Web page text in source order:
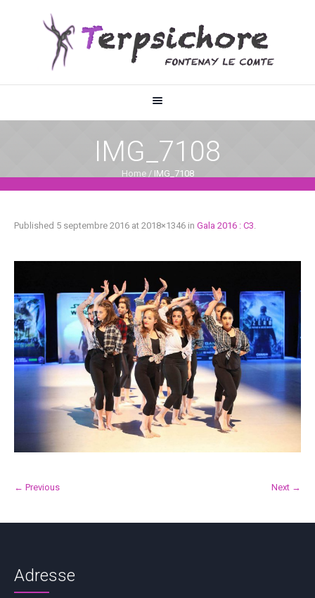
IMG_7108
Home / IMG_7108
Published 5 septembre 2016 at 2018×1346 in Gala 2016 : C3.
← Previous Next →
Adresse